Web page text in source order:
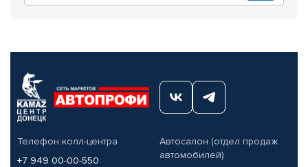
Телефон колл-центра
+7 949 00-00-550
Автосалон (отдел продаж
автомобилей)